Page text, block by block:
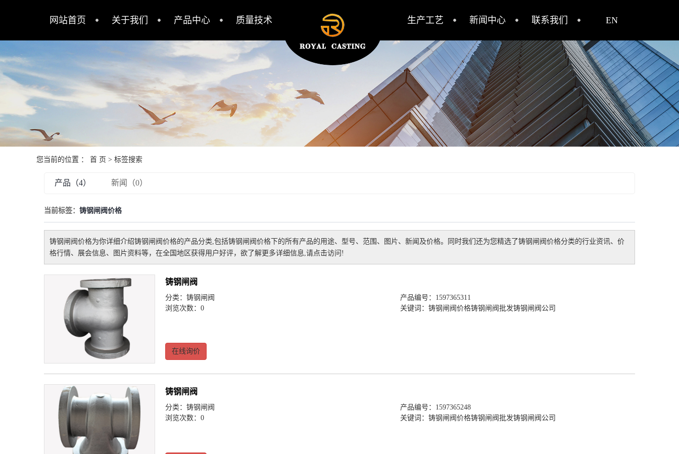
网站首页 关于我们
公司简介
资质荣誉
营业执照
产品中心
铸钢闸阀
铸钢调节阀
铸钢球阀
铸钢止回阀
机加工
质量技术
理化检测
无损检测
生产工艺
生产过程
精铸工艺流程
砂铸工艺流程
机械加工
新闻中心
公司新闻
行业资讯
安装常识
联系我们 EN
您当前的位置 ： 首 页 > 标签搜索
产品（4） 新闻（0）
当前标签： 铸钢闸阀价格
铸钢闸阀价格为你详细介绍铸钢闸阀价格的产品分类,包括铸钢闸阀价格 下的所有产品的用途、型号、范围、图片、新闻及价格。同时我们还为您精选了铸钢闸阀价格分类的行业资讯、价
格行情、展会信息、图片资料等，在全国地区获得用户好评，欲了解更多详细信息,请点击访问!
铸钢闸阀
分类： 铸钢闸阀
产品编号：1597365311
浏览次数：0
关键词： 铸钢闸阀价格铸钢闸阀批发铸钢闸阀公司
在线询价
铸钢闸阀
分类： 铸钢闸阀
产品编号：1597365248
浏览次数：0
关键词： 铸钢闸阀价格铸钢闸阀批发铸钢闸阀公司